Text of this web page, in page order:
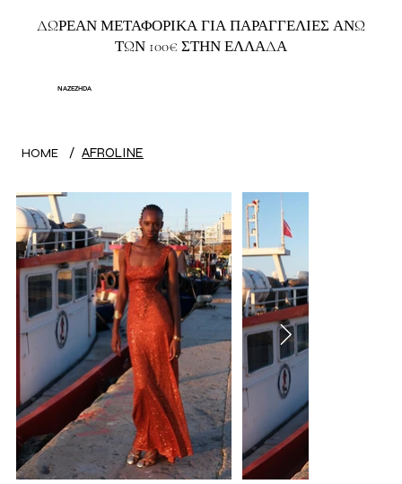
ΔΩΡΕΑΝ ΜΕΤΑΦΟΡΙΚΑ ΓΙΑ ΠΑΡΑΓΓΕΛΙΕΣ ΑΝΩ
ΤΩΝ 100€ ΣΤΗΝ ΕΛΛΑΔΑ
NAZEZHDA
HOME / AFROLINE